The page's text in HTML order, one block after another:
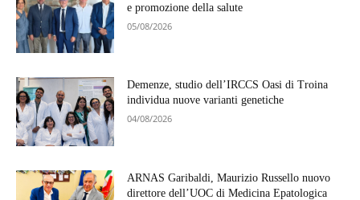
e promozione della salute
05/08/2026
Demenze, studio dell’IRCCS Oasi di Troina
individua nuove varianti genetiche
04/08/2026
ARNAS Garibaldi, Maurizio Russello nuovo
direttore dell’UOC di Medicina Epatologica